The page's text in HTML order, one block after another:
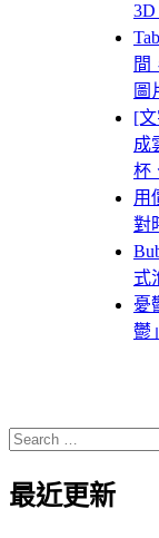
間
圖
[
成
杯
用
對
式
憂
鬱
Search
for:
最近更新